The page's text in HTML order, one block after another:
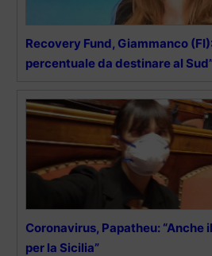
Recovery Fund, Giammanco
percentuale da destinare al
Coronavirus, Papatheu: “Anche
per la Sicilia”